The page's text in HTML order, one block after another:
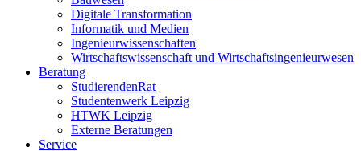
Digitale Transformation
Informatik und Medien
Ingenieurwissenschaften
Wirtschaftswissenschaft und Wirtschaftsingenieurwesen
Beratung
StudierendenRat
Studentenwerk Leipzig
HTWK Leipzig
Externe Beratungen
Service